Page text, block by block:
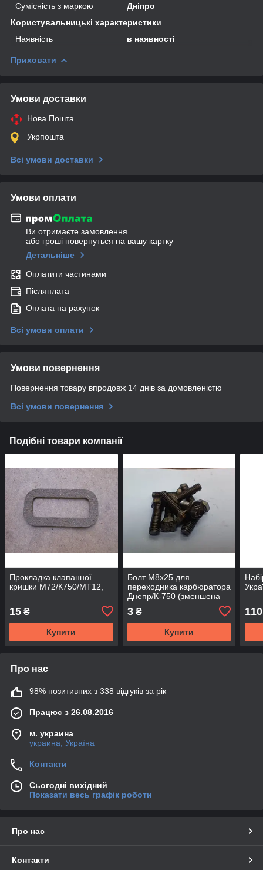
Сумісність з маркою
Дніпро
Користувальницькі характеристики
Наявність
в наявності
Приховати
Умови доставки
Нова Пошта
Укрпошта
Всі умови доставки
Умови оплати
Ви отримаєте замовлення
або гроші повернуться на вашу картку
Детальніше
Оплатити частинами
Післяплата
Оплата на рахунок
Всі умови оплати
Умови повернення
Повернення товару впродовж 14 днів за домовленістю
Всі умови повернення
Подібні товари компанії
Прокладка клапанної
кришки М72/К750/МТ12,
15 ₴
Купити
Болт М8х25 для
переходника карбюратора
Днепр/К-750 (зменшена
3₴
Купити
110
Про нас
98% позитивних з 338 відгуків за рік
Працює з 26.08.2016
м. украина
украина, Україна
Контакти
Сьогодні вихідний
Показати весь графік роботи
Про нас
Контакти